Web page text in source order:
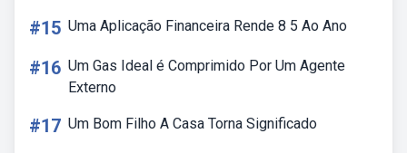
#15 Uma Aplicação Financeira Rende 8 5 Ao Ano
#16 Um Gas Ideal é Comprimido Por Um Agente
Externo
#17 Um Bom Filho A Casa Torna Significado